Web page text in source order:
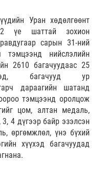
Уран хөдөлгөөнт
үе шаттай зохион
сарын 31-ний
нийслэлийн
2610 багачуудаас 25
багачууд ур
дараагийн шатанд
тэмцээнд оролцож
цом, алтан медаль,
4 дүгээр байр эзэлсэн
өргөмжлөл, үнэ бүхий
хүүхэд багачуудад